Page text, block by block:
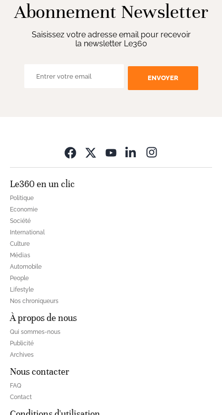
Abonnement Newsletter
Saisissez votre adresse email pour recevoir
la newsletter Le360
ENVOYER
Le360 en un clic
Politique
Economie
Société
International
Culture
Médias
Automobile
People
Lifestyle
Nos chroniqueurs
À propos de nous
Qui sommes-nous
Publicité
Archives
Nous contacter
FAQ
Contact